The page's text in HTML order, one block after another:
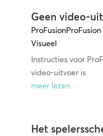
Geen video-
ProFusionProFusion
Visueel
Instructies voor
video-uitvoer is
meer lezen
Het